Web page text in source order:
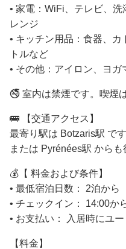
• 家電：WiFi、テレビ、
レンジ
• キッチン用品：食器、
トルなど
• その他：アイロン、ヨガ
🚭 室内は禁煙です。喫煙
🚌 【 交通アクセス】
最寄り駅は Botzaris駅 で
または Pyrénées駅 からも
💰【 料金および条件】
• 最低宿泊日数： 2泊から
• チェックイン： 14:00か
• お支払い： 入居時にユ
【料金】